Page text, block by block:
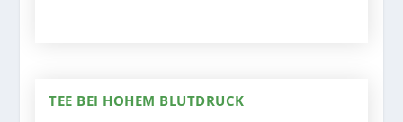
TEE BEI HOHEM BLUTDRUCK